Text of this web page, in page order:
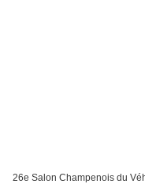
26e Salon Champenois du